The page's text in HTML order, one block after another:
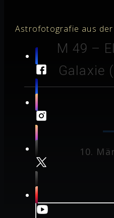
Astrofotografie aus
M 49 –
Galaxie
10.